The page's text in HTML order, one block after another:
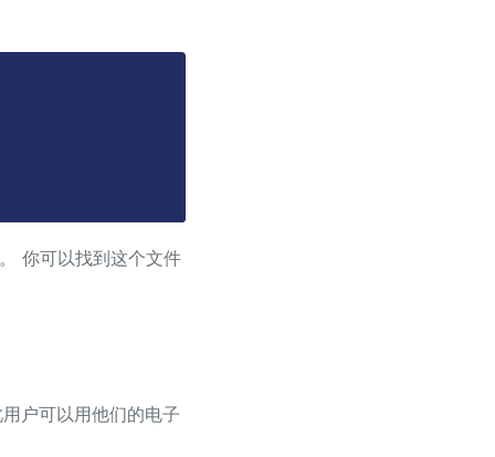
你可以找到这个文件
户可以用他们的电子